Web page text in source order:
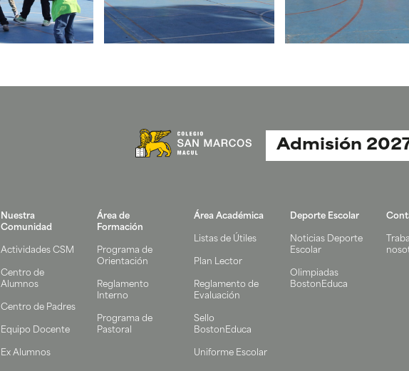
Admisión
Nuestra
Comunidad
Actividades CSM
Centro de
Alumnos
Centro de Padres
Equipo Docente
Ex Alumnos
Área de
Formación
Programa de
Orientación
Reglamento
Interno
Programa de
Pastoral
Área Académica
Listas de Útiles
Plan Lector
Reglamento de
Evaluación
Sello
BostonEduca
Uniforme Escolar
Deporte Escolar
Noticias Deporte
Escolar
Olimpiadas
BostonEduca